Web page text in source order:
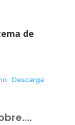
de
Descarga